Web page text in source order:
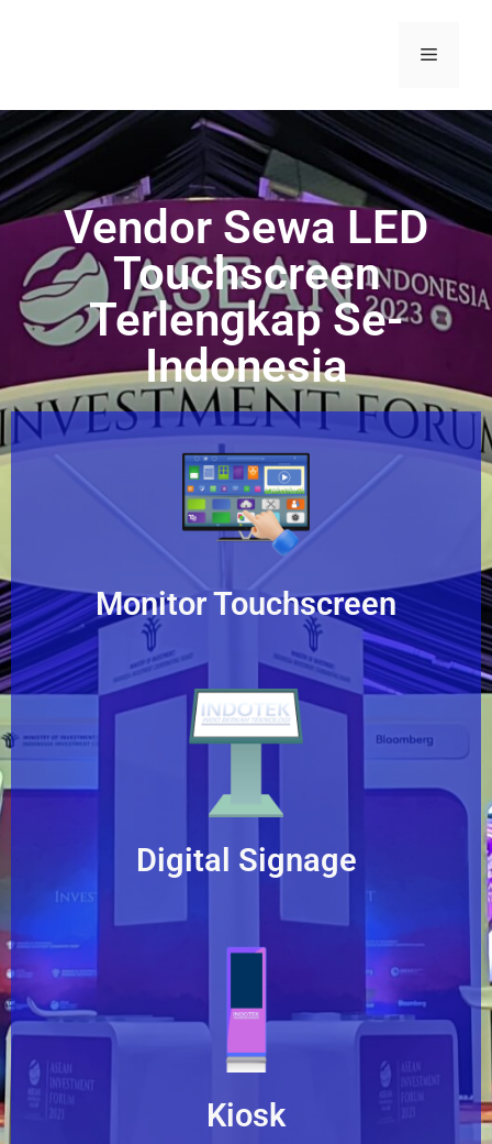
Vendor Sewa LED
Touchscreen
Terlengkap Se-
Indonesia
Monitor Touchscreen
Digital Signage
Kiosk